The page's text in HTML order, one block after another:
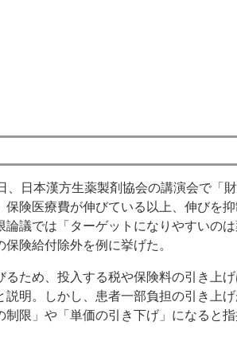
日本漢方生薬製剤協会の講演会で「
険医療費が伸びている以上、伸びを抑
議では「ターゲットになりやすいの
険給付除外を例に挙げた。
ため、投入する税や保険料の引き上げ
明。しかし、患者一部負担の引き上
制限」や「単価の引き下げ」になると